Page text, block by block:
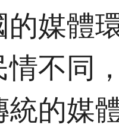
的媒體
情不同
統的媒